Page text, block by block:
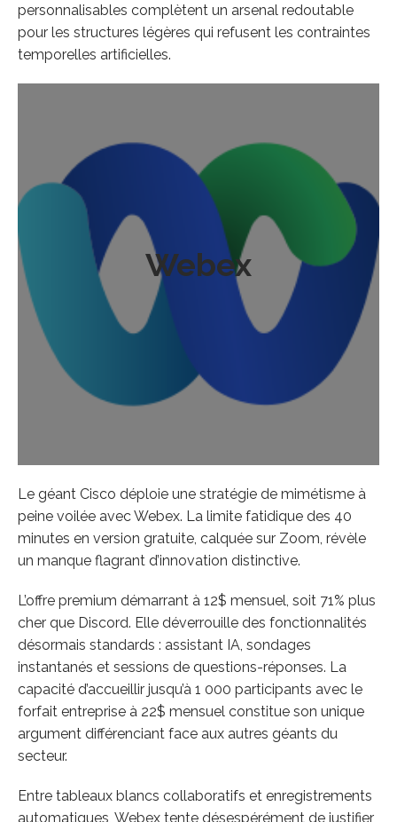
personnalisables complètent un arsenal redoutable
pour les structures légères qui refusent les contraintes
temporelles artificielles.
Webex
Le géant Cisco déploie une stratégie de mimétisme à
peine voilée avec Webex. La limite fatidique des 40
minutes en version gratuite, calquée sur Zoom, révèle
un manque flagrant d’innovation distinctive.
L’offre premium démarrant à 12$ mensuel, soit 71% plus
cher que Discord. Elle déverrouille des fonctionnalités
désormais standards : assistant IA, sondages
instantanés et sessions de questions-réponses. La
capacité d’accueillir jusqu’à 1 000 participants avec le
forfait entreprise à 22$ mensuel constitue son unique
argument différenciant face aux autres géants du
secteur.
Entre tableaux blancs collaboratifs et enregistrements
automatiques, Webex tente désespérément de justifier